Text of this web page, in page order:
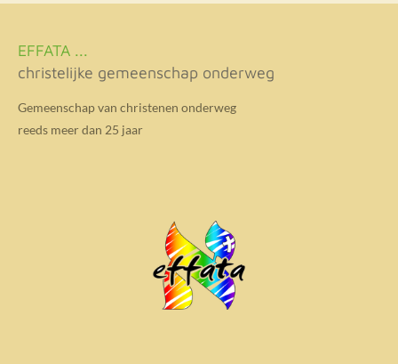
EFFATA ...
christelijke gemeenschap onderweg
Gemeenschap van christenen onderweg
reeds meer dan 25 jaar